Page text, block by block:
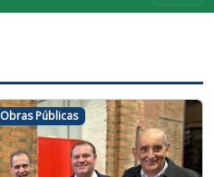
Obras Públicas